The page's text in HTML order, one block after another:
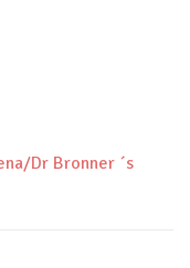
Dr Bronner ´s